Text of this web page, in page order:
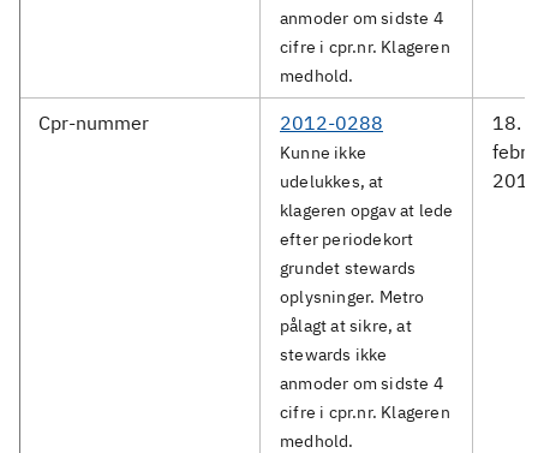
anmoder om sidste 4
cifre i cpr.nr. Klageren
medhold.
Cpr-nummer 2012-0288
Kunne ikke
udelukkes, at
klageren opgav at lede
efter periodekort
grundet stewards
oplysninger. Metro
pålagt at sikre, at
stewards ikke
anmoder om sidste 4
cifre i cpr.nr. Klageren
medhold.
18.